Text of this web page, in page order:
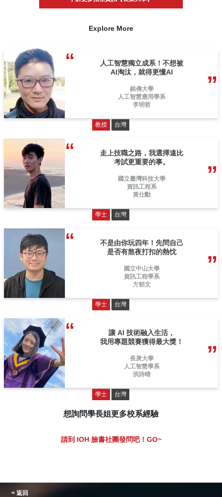
Explore More
人工智慧獨立成系！不想被
AI淘汰，就得更懂AI
銘傳大學
人工智慧應用學系
李明哲
教授 台灣
走上技職之路，我選擇遠比
考試更重要的事。
國立臺灣科技大學
資訊工程系
黃仕勳
學士 台灣
不是由你玩四年！先問自己
是否有熬夜打扣的熱忱
國立中山大學
資訊工程學系
方郁文
學士 台灣
讓 AI 技術融入生活，
我用專題競賽獲得最大獎！
長庚大學
人工智慧學系
洪詩晴
學士 台灣
想詢問學長姐更多校系經驗
請到 IOH 臉書社團發問吧！GO~
< 返回